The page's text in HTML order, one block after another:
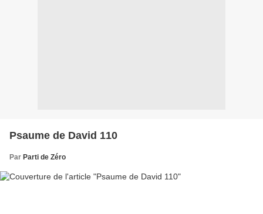
Psaume de David 110
Par Parti de Zéro